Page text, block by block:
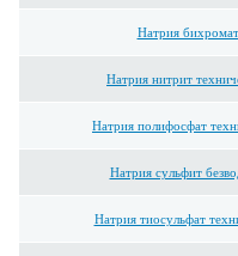
Натрия бихромат
Натрия нитрит
Натрия полифосфат
Натрия сульфит
Натрия тиосульфат